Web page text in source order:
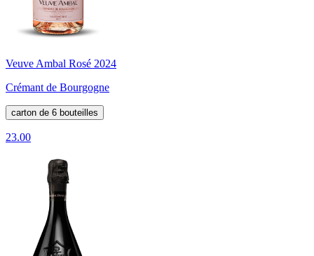
Veuve Ambal Rosé 2024
Crémant de Bourgogne
carton de 6 bouteilles
23.00